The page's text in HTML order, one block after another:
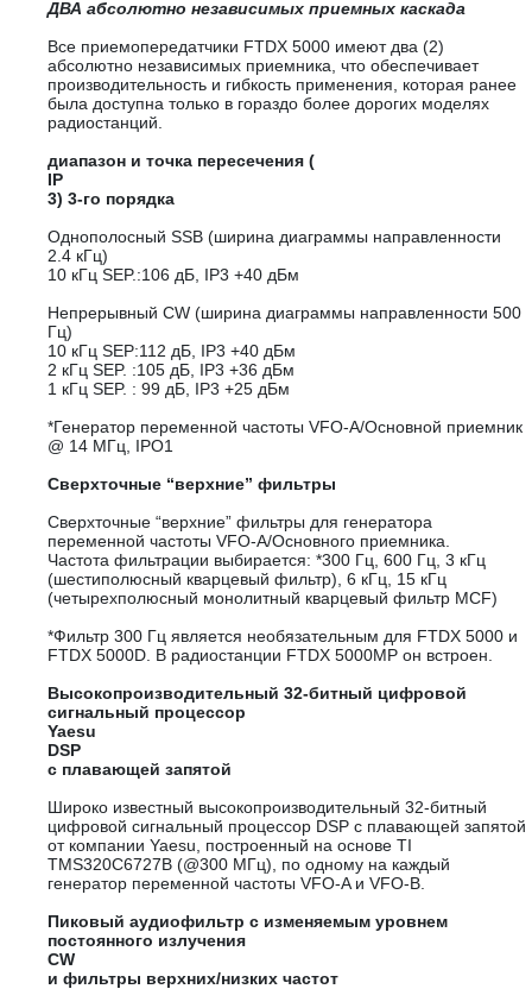
ДВА абсолютно независимых приемных каскада
Все приемопередатчики FTDX 5000 имеют два (2)
абсолютно независимых приемника, что обеспечивает
производительность и гибкость применения, которая ранее
была доступна только в гораздо более дорогих моделях
радиостанций.
диапазон и точка пересечения (
IP
3) 3-го порядка
Однополосный SSB (ширина диаграммы направленности
2.4 кГц)
10 кГц SEP.:106 дБ, IP3 +40 дБм
Непрерывный CW (ширина диаграммы направленности 500
Гц)
10 кГц SEP:112 дБ, IP3 +40 дБм
2 кГц SEP. :105 дБ, IP3 +36 дБм
1 кГц SEP. : 99 дБ, IP3 +25 дБм
*Генератор переменной частоты VFO-A/Основной приемник
@ 14 МГц, IPO1
Сверхточные “верхние” фильтры
Сверхточные “верхние” фильтры для генератора
переменной частоты VFO-A/Основного приемника.
Частота фильтрации выбирается: *300 Гц, 600 Гц, 3 кГц
(шестиполюсный кварцевый фильтр), 6 кГц, 15 кГц
(четырехполюсный монолитный кварцевый фильтр MCF)
*Фильтр 300 Гц является необязательным для FTDX 5000 и
FTDX 5000D. В радиостанции FTDX 5000MP он встроен.
Высокопроизводительный 32-битный цифровой
сигнальный процессор
Yaesu
DSP
с плавающей запятой
Широко известный высокопроизводительный 32-битный
цифровой сигнальный процессор DSP с плавающей запятой
от компании Yaesu, построенный на основе TI
TMS320C6727B (@300 МГц), по одному на каждый
генератор переменной частоты VFO-A и VFO-B.
Пиковый аудиофильтр с изменяемым уровнем
постоянного излучения
CW
и фильтры верхних/низких частот